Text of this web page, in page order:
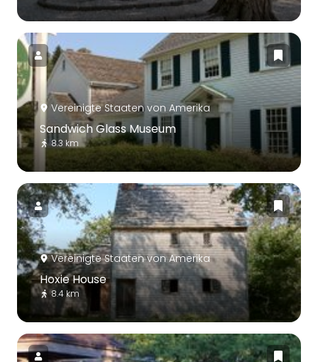
Vereinigte Staaten von Amerika
Sandwich Glass Museum
8.3 km
Vereinigte Staaten von Amerika
Hoxie House
8.4 km